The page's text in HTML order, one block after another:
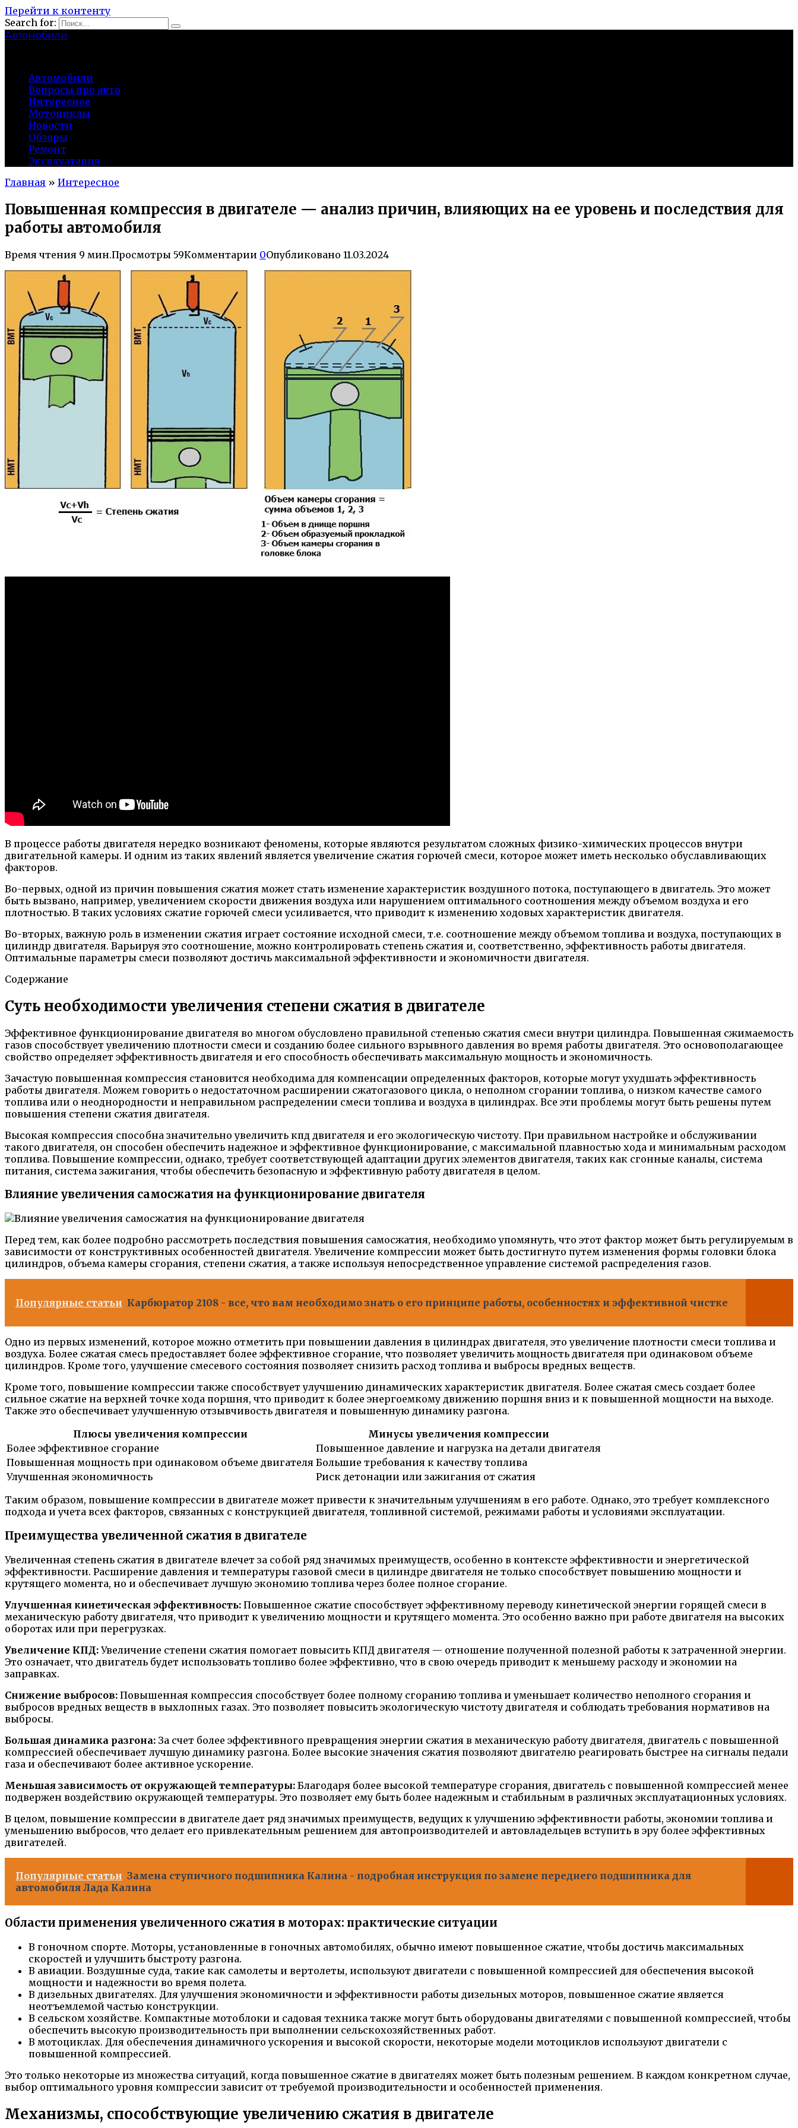
Перейти к контенту
Search for:
Автомобили
Автомобили
Вопросы про авто
Интересное
Мотоциклы
Новости
Обзоры
Ремонт
Эксплуатация
Главная » Интересное
Повышенная компрессия в двигателе — анализ причин, влияющих на ее уровень и последствия для
работы автомобиля
Время чтения 9 мин.Просмотры 59Комментарии 0Опубликовано 11.03.2024
В процессе работы двигателя нередко возникают феномены, которые являются результатом сложных физико-химических процессов внутри
двигательной камеры. И одним из таких явлений является увеличение сжатия горючей смеси, которое может иметь несколько обуславливающих
факторов.
Во-первых, одной из причин повышения сжатия может стать изменение характеристик воздушного потока, поступающего в двигатель. Это может
быть вызвано, например, увеличением скорости движения воздуха или нарушением оптимального соотношения между объемом воздуха и его
плотностью. В таких условиях сжатие горючей смеси усиливается, что приводит к изменению ходовых характеристик двигателя.
Во-вторых, важную роль в изменении сжатия играет состояние исходной смеси, т.е. соотношение между объемом топлива и воздуха, поступающих в
цилиндр двигателя. Варьируя это соотношение, можно контролировать степень сжатия и, соответственно, эффективность работы двигателя.
Оптимальные параметры смеси позволяют достичь максимальной эффективности и экономичности двигателя.
Содержание
Суть необходимости увеличения степени сжатия в двигателе
Эффективное функционирование двигателя во многом обусловлено правильной степенью сжатия смеси внутри цилиндра. Повышенная сжимаемость
газов способствует увеличению плотности смеси и созданию более сильного взрывного давления во время работы двигателя. Это основополагающее
свойство определяет эффективность двигателя и его способность обеспечивать максимальную мощность и экономичность.
Зачастую повышенная компрессия становится необходима для компенсации определенных факторов, которые могут ухудшать эффективность
работы двигателя. Можем говорить о недостаточном расширении сжатогазового цикла, о неполном сгорании топлива, о низком качестве самого
топлива или о неоднородности и неправильном распределении смеси топлива и воздуха в цилиндрах. Все эти проблемы могут быть решены путем
повышения степени сжатия двигателя.
Высокая компрессия способна значительно увеличить кпд двигателя и его экологическую чистоту. При правильном настройке и обслуживании
такого двигателя, он способен обеспечить надежное и эффективное функционирование, с максимальной плавностью хода и минимальным расходом
топлива. Повышение компрессии, однако, требует соответствующей адаптации других элементов двигателя, таких как сгонные каналы, система
питания, система зажигания, чтобы обеспечить безопасную и эффективную работу двигателя в целом.
Влияние увеличения самосжатия на функционирование двигателя
Перед тем, как более подробно рассмотреть последствия повышения самосжатия, необходимо упомянуть, что этот фактор может быть регулируемым в
зависимости от конструктивных особенностей двигателя. Увеличение компрессии может быть достигнуто путем изменения формы головки блока
цилиндров, объема камеры сгорания, степени сжатия, а также используя непосредственное управление системой распределения газов.
Популярные статьи Карбюратор 2108 - все, что вам необходимо знать о его принципе работы, особенностях и эффективной чистке
Одно из первых изменений, которое можно отметить при повышении давления в цилиндрах двигателя, это увеличение плотности смеси топлива и
воздуха. Более сжатая смесь предоставляет более эффективное сгорание, что позволяет увеличить мощность двигателя при одинаковом объеме
цилиндров. Кроме того, улучшение смесевого состояния позволяет снизить расход топлива и выбросы вредных веществ.
Кроме того, повышение компрессии также способствует улучшению динамических характеристик двигателя. Более сжатая смесь создает более
сильное сжатие на верхней точке хода поршня, что приводит к более энергоемкому движению поршня вниз и к повышенной мощности на выходе.
Также это обеспечивает улучшенную отзывчивость двигателя и повышенную динамику разгона.
Плюсы увеличения компрессии
Минусы увеличения компрессии
Более эффективное сгорание
Повышенное давление и нагрузка на детали двигателя
Повышенная мощность при одинаковом объеме двигателя Большие требования к качеству топлива
Улучшенная экономичность
Риск детонации или зажигания от сжатия
Таким образом, повышение компрессии в двигателе может привести к значительным улучшениям в его работе. Однако, это требует комплексного
подхода и учета всех факторов, связанных с конструкцией двигателя, топливной системой, режимами работы и условиями эксплуатации.
Преимущества увеличенной сжатия в двигателе
Увеличенная степень сжатия в двигателе влечет за собой ряд значимых преимуществ, особенно в контексте эффективности и энергетической
эффективности. Расширение давления и температуры газовой смеси в цилиндре двигателя не только способствует повышению мощности и
крутящего момента, но и обеспечивает лучшую экономию топлива через более полное сгорание.
Улучшенная кинетическая эффективность: Повышенное сжатие способствует эффективному переводу кинетической энергии горящей смеси в
механическую работу двигателя, что приводит к увеличению мощности и крутящего момента. Это особенно важно при работе двигателя на высоких
оборотах или при перегрузках.
Увеличение КПД: Увеличение степени сжатия помогает повысить КПД двигателя — отношение полученной полезной работы к затраченной энергии.
Это означает, что двигатель будет использовать топливо более эффективно, что в свою очередь приводит к меньшему расходу и экономии на
заправках.
Снижение выбросов: Повышенная компрессия способствует более полному сгоранию топлива и уменьшает количество неполного сгорания и
выбросов вредных веществ в выхлопных газах. Это позволяет повысить экологическую чистоту двигателя и соблюдать требования нормативов на
выбросы.
Большая динамика разгона: За счет более эффективного превращения энергии сжатия в механическую работу двигателя, двигатель с повышенной
компрессией обеспечивает лучшую динамику разгона. Более высокие значения сжатия позволяют двигателю реагировать быстрее на сигналы педали
газа и обеспечивают более активное ускорение.
Меньшая зависимость от окружающей температуры: Благодаря более высокой температуре сгорания, двигатель с повышенной компрессией менее
подвержен воздействию окружающей температуры. Это позволяет ему быть более надежным и стабильным в различных эксплуатационных условиях.
В целом, повышение компрессии в двигателе дает ряд значимых преимуществ, ведущих к улучшению эффективности работы, экономии топлива и
уменьшению выбросов, что делает его привлекательным решением для автопроизводителей и автовладельцев вступить в эру более эффективных
двигателей.
Популярные статьи Замена ступичного подшипника Калина - подробная инструкция по замене переднего подшипника для
автомобиля Лада Калина
Области применения увеличенного сжатия в моторах: практические ситуации
В гоночном спорте. Моторы, установленные в гоночных автомобилях, обычно имеют повышенное сжатие, чтобы достичь максимальных
скоростей и улучшить быстроту разгона.
В авиации. Воздушные суда, такие как самолеты и вертолеты, используют двигатели с повышенной компрессией для обеспечения высокой
мощности и надежности во время полета.
В дизельных двигателях. Для улучшения экономичности и эффективности работы дизельных моторов, повышенное сжатие является
неотъемлемой частью конструкции.
В сельском хозяйстве. Компактные мотоблоки и садовая техника также могут быть оборудованы двигателями с повышенной компрессией, чтобы
обеспечить высокую производительность при выполнении сельскохозяйственных работ.
В мотоциклах. Для обеспечения динамичного ускорения и высокой скорости, некоторые модели мотоциклов используют двигатели с
повышенной компрессией.
Это только некоторые из множества ситуаций, когда повышенное сжатие в двигателях может быть полезным решением. В каждом конкретном случае,
выбор оптимального уровня компрессии зависит от требуемой производительности и особенностей применения.
Механизмы, способствующие увеличению сжатия в двигателе